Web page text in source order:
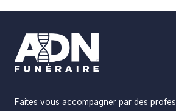
Footer
Faites vous accompagner par des